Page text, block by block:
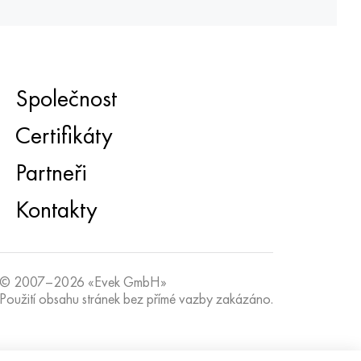
Společnost
Certifikáty
Partneři
Kontakty
© 2007–2026 «Evek GmbH»
Použití obsahu stránek bez přímé vazby zakázáno.